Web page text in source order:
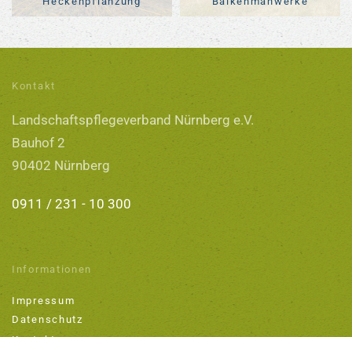
Kontakt
Landschaftspflegeverband Nürnberg e.V.
Bauhof 2
90402 Nürnberg
0911 / 231 - 10 300
Informationen
Impressum
Datenschutz